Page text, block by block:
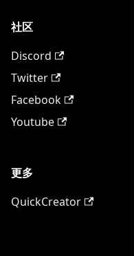
社区
Discord
Twitter
Facebook
Youtube
更多
QuickCreator